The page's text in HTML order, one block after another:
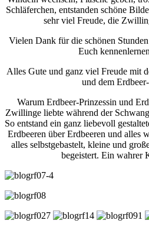
Schläferchen, entstanden schöne
sehr viel Freude, die
Vielen Dank für die schönen
Euch
Alles Gute und ganz viel Freude mit
und dem
Warum Erdbeer-Prinzessin und
Zwillinge liebte während der
So entstand ein ganz liebevoll
Erdbeeren über Erdbeeren und alles
alles selbstgebastelt, kleine und
begeistert. Ein wahrer